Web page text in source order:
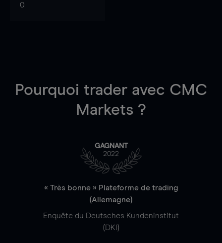
0
Pourquoi trader avec CMC
Markets ?
GAGNANT
2022
« Très bonne » Plateforme de trading
(Allemagne)
Enquête du Deutsches Kundeninstitut
(DKI)